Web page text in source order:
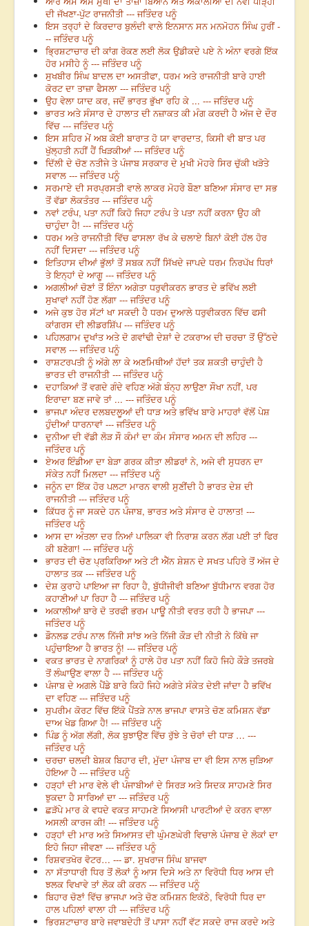
ਦੀ ਜੱਖਣਾ-ਪੁੱਟ ਰਾਜਨੀਤੀ --- ਜਤਿੰਦਰ ਪਨੂੰ
ਇਸ ਤਰ੍ਹਾਂ ਦੇ ਕਿਰਦਾਰ ਬੁਲੰਦੀ ਵਾਲੇ ਇਨਸਾਨ ਸਨ ਮਨਮੋਹਨ ਸਿੰਘ ਹੁਰੀਂ -
-- ਜਤਿੰਦਰ ਪਨੂੰ
ਭ੍ਰਿਸ਼ਟਾਚਾਰ ਦੀ ਕਾਂਗ ਰੋਕਣ ਲਈ ਲੋਕ ਉਡੀਕਦੇ ਪਏ ਨੇ ਅੰਨਾ ਵਰਗੇ ਇੱਕ
ਹੋਰ ਮਸੀਹੇ ਨੂੰ --- ਜਤਿੰਦਰ ਪਨੂੰ
ਸੁਖਬੀਰ ਸਿੰਘ ਬਾਦਲ ਦਾ ਅਸਤੀਫਾ, ਧਰਮ ਅਤੇ ਰਾਜਨੀਤੀ ਬਾਰੇ ਹਾਈ
ਕੋਰਟ ਦਾ ਤਾਜ਼ਾ ਫੈਸਲਾ --- ਜਤਿੰਦਰ ਪਨੂੰ
ਉਹ ਵੇਲਾ ਯਾਦ ਕਰ, ਜਦੋਂ ਭਾਰਤ ਭੁੱਖਾ ਰਹਿ ਕੇ ... --- ਜਤਿੰਦਰ ਪਨੂੰ
ਭਾਰਤ ਅਤੇ ਸੰਸਾਰ ਦੇ ਹਾਲਾਤ ਦੀ ਨਜ਼ਾਕਤ ਕੀ ਮੰਗ ਕਰਦੀ ਹੈ ਅੱਜ ਦੇ ਦੌਰ
ਵਿੱਚ --- ਜਤਿੰਦਰ ਪਨੂੰ
ਇਸ ਸ਼ਹਿਰ ਮੇਂ ਅਬ ਕੋਈ ਬਾਰਾਤ ਹੋ ਯਾ ਵਾਰਦਾਤ, ਕਿਸੀ ਵੀ ਬਾਤ ਪਰ
ਖੁੱਲ੍ਹਤੀ ਨਹੀਂ ਹੈਂ ਖਿੜਕੀਆਂ --- ਜਤਿੰਦਰ ਪਨੂੰ
ਦਿੱਲੀ ਦੇ ਚੋਣ ਨਤੀਜੇ ਤੇ ਪੰਜਾਬ ਸਰਕਾਰ ਦੇ ਮੁਖੀ ਮੋਹਰੇ ਸਿਰ ਚੁੱਕੀ ਖੜੋਤੇ
ਸਵਾਲ --- ਜਤਿੰਦਰ ਪਨੂੰ
ਸਰਮਾਏ ਦੀ ਸਰਪ੍ਰਸਤੀ ਵਾਲੇ ਲਾਕਰ ਮੋਹਰੇ ਬੌਣਾ ਬਣਿਆ ਸੰਸਾਰ ਦਾ ਸਭ
ਤੋਂ ਵੱਡਾ ਲੋਕਤੰਤਰ --- ਜਤਿੰਦਰ ਪਨੂੰ
ਨਵਾਂ ਟਰੰਪ, ਪਤਾ ਨਹੀਂ ਕਿਹੋ ਜਿਹਾ ਟਰੰਪ ਤੇ ਪਤਾ ਨਹੀਂ ਕਰਨਾ ਉਹ ਕੀ
ਚਾਹੁੰਦਾ ਹੈ! --- ਜਤਿੰਦਰ ਪਨੂੰ
ਧਰਮ ਅਤੇ ਰਾਜਨੀਤੀ ਵਿੱਚ ਫਾਸਲਾ ਰੱਖ ਕੇ ਚਲਾਏ ਬਿਨਾਂ ਕੋਈ ਹੱਲ ਹੋਰ
ਨਹੀਂ ਦਿਸਦਾ --- ਜਤਿੰਦਰ ਪਨੂੰ
ਇਤਿਹਾਸ ਦੀਆਂ ਭੁੱਲਾਂ ਤੋਂ ਸਬਕ ਨਹੀਂ ਸਿੱਖਦੇ ਜਾਪਦੇ ਧਰਮ ਨਿਰਪੱਖ ਧਿਰਾਂ
ਤੇ ਇਨ੍ਹਾਂ ਦੇ ਆਗੂ --- ਜਤਿੰਦਰ ਪਨੂੰ
ਅਗਲੀਆਂ ਚੋਣਾਂ ਤੋਂ ਇੰਨਾ ਅਗੇਤਾ ਧਰੁਵੀਕਰਨ ਭਾਰਤ ਦੇ ਭਵਿੱਖ ਲਈ
ਸੁਖਾਵਾਂ ਨਹੀਂ ਹੋਣ ਲੱਗਾ --- ਜਤਿੰਦਰ ਪਨੂੰ
ਅਜੇ ਕੁਝ ਹੋਰ ਸੱਟਾਂ ਖਾ ਸਕਦੀ ਹੈ ਧਰਮ ਦੁਆਲੇ ਧਰੁਵੀਕਰਨ ਵਿੱਚ ਫਸੀ
ਕਾਂਗਰਸ ਦੀ ਲੀਡਰਸ਼ਿੱਪ --- ਜਤਿੰਦਰ ਪਨੂੰ
ਪਹਿਲਗਾਮ ਦੁਖਾਂਤ ਅਤੇ ਦੋ ਗਵਾਂਢੀ ਦੇਸ਼ਾਂ ਦੇ ਟਕਰਾਅ ਦੀ ਚਰਚਾ ਤੋਂ ਉੱਠਦੇ
ਸਵਾਲ --- ਜਤਿੰਦਰ ਪਨੂੰ
ਰਾਸ਼ਟਰਪਤੀ ਨੂੰ ਅੱਗੇ ਲਾ ਕੇ ਅਣਮਿਥੀਆਂ ਹੱਦਾਂ ਤਕ ਸ਼ਕਤੀ ਚਾਹੁੰਦੀ ਹੈ
ਭਾਰਤ ਦੀ ਰਾਜਨੀਤੀ --- ਜਤਿੰਦਰ ਪਨੂੰ
ਦਹਾਕਿਆਂ ਤੋਂ ਵਗਦੇ ਗੰਦੇ ਵਹਿਣ ਅੱਗੇ ਬੰਨ੍ਹ ਲਾਉਣਾ ਸੌਖਾ ਨਹੀਂ, ਪਰ
ਇਰਾਦਾ ਬਣ ਜਾਵੇ ਤਾਂ ... --- ਜਤਿੰਦਰ ਪਨੂੰ
ਭਾਜਪਾ ਅੰਦਰ ਦਲਬਦਲੂਆਂ ਦੀ ਧਾੜ ਅਤੇ ਭਵਿੱਖ ਬਾਰੇ ਮਾਹਰਾਂ ਵੱਲੋਂ ਪੇਸ਼
ਹੁੰਦੀਆਂ ਧਾਰਨਾਵਾਂ --- ਜਤਿੰਦਰ ਪਨੂੰ
ਦੁਨੀਆ ਦੀ ਵੱਡੀ ਲੋੜ ਸੌ ਕੰਮਾਂ ਦਾ ਕੰਮ ਸੰਸਾਰ ਅਮਨ ਦੀ ਲਹਿਰ ---
ਜਤਿੰਦਰ ਪਨੂੰ
ਏਅਰ ਇੰਡੀਆ ਦਾ ਬੇੜਾ ਗਰਕ ਕੀਤਾ ਲੀਡਰਾਂ ਨੇ, ਅਜੇ ਵੀ ਸੁਧਰਨ ਦਾ
ਸੰਕੇਤ ਨਹੀਂ ਮਿਲਦਾ --- ਜਤਿੰਦਰ ਪਨੂੰ
ਜਨੂੰਨ ਦਾ ਇੱਕ ਹੋਰ ਪਲਟਾ ਮਾਰਨ ਵਾਲੀ ਸੁਣੀਂਦੀ ਹੈ ਭਾਰਤ ਦੇਸ਼ ਦੀ
ਰਾਜਨੀਤੀ --- ਜਤਿੰਦਰ ਪਨੂੰ
ਕਿੱਧਰ ਨੂੰ ਜਾ ਸਕਦੇ ਹਨ ਪੰਜਾਬ, ਭਾਰਤ ਅਤੇ ਸੰਸਾਰ ਦੇ ਹਾਲਾਤ! ---
ਜਤਿੰਦਰ ਪਨੂੰ
ਆਸ ਦਾ ਅੰਤਲਾ ਦਰ ਨਿਆਂ ਪਾਲਿਕਾ ਵੀ ਨਿਰਾਸ਼ ਕਰਨ ਲੱਗ ਪਈ ਤਾਂ ਫਿਰ
ਕੀ ਬਣੇਗਾ! --- ਜਤਿੰਦਰ ਪਨੂੰ
ਭਾਰਤ ਦੀ ਚੋਣ ਪ੍ਰਕਿਰਿਆ ਅਤੇ ਟੀ ਐੱਨ ਸ਼ੇਸ਼ਨ ਦੇ ਸਖਤ ਪਹਿਰੇ ਤੋਂ ਅੱਜ ਦੇ
ਹਾਲਾਤ ਤਕ --- ਜਤਿੰਦਰ ਪਨੂੰ
ਦੇਸ਼ ਕੁਰਾਹੇ ਪਾਇਆ ਜਾ ਰਿਹਾ ਹੈ, ਬੁੱਧੀਜੀਵੀ ਬਣਿਆ ਬੁੱਧੀਮਾਨ ਵਰਗ ਹੋਰ
ਕਹਾਣੀਆਂ ਪਾ ਰਿਹਾ ਹੈ --- ਜਤਿੰਦਰ ਪਨੂੰ
ਅਕਾਲੀਆਂ ਬਾਰੇ ਦੋ ਤਰਫੀ ਭਰਮ ਪਾਊ ਨੀਤੀ ਵਰਤ ਰਹੀ ਹੈ ਭਾਜਪਾ ---
ਜਤਿੰਦਰ ਪਨੂੰ
ਡੌਨਲਡ ਟਰੰਪ ਨਾਲ ਨਿੱਜੀ ਸਾਂਝ ਅਤੇ ਨਿੱਜੀ ਕੌੜ ਦੀ ਨੀਤੀ ਨੇ ਕਿੱਥੇ ਜਾ
ਪਹੁੰਚਾਇਆ ਹੈ ਭਾਰਤ ਨੂੰ! --- ਜਤਿੰਦਰ ਪਨੂੰ
ਵਕਤ ਭਾਰਤ ਦੇ ਨਾਗਰਿਕਾਂ ਨੂੰ ਹਾਲੇ ਹੋਰ ਪਤਾ ਨਹੀਂ ਕਿਹੋ ਜਿਹੇ ਕੌੜੇ ਤਜਰਬੇ
ਤੋਂ ਲੰਘਾਉਣ ਵਾਲਾ ਹੈ --- ਜਤਿੰਦਰ ਪਨੂੰ
ਪੰਜਾਬ ਦੇ ਅਗਲੇ ਪੈਂਡੇ ਬਾਰੇ ਕਿਹੋ ਜਿਹੇ ਅਗੇਤੇ ਸੰਕੇਤ ਦੇਈ ਜਾਂਦਾ ਹੈ ਭਵਿੱਖ
ਦਾ ਵਹਿਣ --- ਜਤਿੰਦਰ ਪਨੂੰ
ਸੁਪਰੀਮ ਕੋਰਟ ਵਿੱਚ ਇੱਕੋ ਪੈਂਤੜੇ ਨਾਲ ਭਾਜਪਾ ਵਾਸਤੇ ਚੋਣ ਕਮਿਸ਼ਨ ਵੱਡਾ
ਦਾਅ ਖੇਡ ਗਿਆ ਹੈ! --- ਜਤਿੰਦਰ ਪਨੂੰ
ਪਿੰਡ ਨੂੰ ਅੱਗ ਲੱਗੀ, ਲੋਕ ਬੁਝਾਉਣ ਵਿੱਚ ਰੁੱਝੇ ਤੇ ਚੋਰਾਂ ਦੀ ਧਾੜ … ---
ਜਤਿੰਦਰ ਪਨੂੰ
ਚਰਚਾ ਚਲਦੀ ਬੇਸ਼ਕ ਬਿਹਾਰ ਦੀ, ਮੁੱਦਾ ਪੰਜਾਬ ਦਾ ਵੀ ਇਸ ਨਾਲ ਜੁੜਿਆ
ਹੋਇਆ ਹੈ --- ਜਤਿੰਦਰ ਪਨੂੰ
ਹੜ੍ਹਾਂ ਦੀ ਮਾਰ ਵੇਲੇ ਵੀ ਪੰਜਾਬੀਆਂ ਦੇ ਸਿਰੜ ਅਤੇ ਸਿਦਕ ਸਾਹਮਣੇ ਸਿਰ
ਝੁਕਦਾ ਹੈ ਸਾਰਿਆਂ ਦਾ --- ਜਤਿੰਦਰ ਪਨੂੰ
ਛੜੱਪੇ ਮਾਰ ਕੇ ਵਧਦੇ ਵਕਤ ਸਾਹਮਣੇ ਸਿਆਸੀ ਪਾਰਟੀਆਂ ਦੇ ਕਰਨ ਵਾਲਾ
ਅਸਲੀ ਕਾਰਜ ਕੀ! --- ਜਤਿੰਦਰ ਪਨੂੰ
ਹੜ੍ਹਾਂ ਦੀ ਮਾਰ ਅਤੇ ਸਿਆਸਤ ਦੀ ਘੁੰਮਣਘੇਰੀ ਵਿਚਾਲੇ ਪੰਜਾਬ ਦੇ ਲੋਕਾਂ ਦਾ
ਇਹੋ ਜਿਹਾ ਜੀਵਣਾ --- ਜਤਿੰਦਰ ਪਨੂੰ
ਰਿਸ਼ਵਤਖੋਰ ਵੋਟਰ… --- ਡਾ. ਸੁਖਰਾਜ ਸਿੰਘ ਬਾਜਵਾ
ਨਾ ਸੱਤਾਧਾਰੀ ਧਿਰ ਤੋਂ ਲੋਕਾਂ ਨੂੰ ਆਸ ਦਿਸੇ ਅਤੇ ਨਾ ਵਿਰੋਧੀ ਧਿਰ ਆਸ ਦੀ
ਝਲਕ ਵਿਖਾਵੇ ਤਾਂ ਲੋਕ ਕੀ ਕਰਨ --- ਜਤਿੰਦਰ ਪਨੂੰ
ਬਿਹਾਰ ਚੋਣਾਂ ਵਿੱਚ ਭਾਜਪਾ ਅਤੇ ਚੋਣ ਕਮਿਸ਼ਨ ਇਕੱਠੇ, ਵਿਰੋਧੀ ਧਿਰ ਦਾ
ਹਾਲ ਪਹਿਲਾਂ ਵਾਲਾ ਹੀ --- ਜਤਿੰਦਰ ਪਨੂੰ
ਭ੍ਰਿਸ਼ਟਾਚਾਰ ਬਾਰੇ ਜਵਾਬਦੇਹੀ ਤੋਂ ਪਾਸਾ ਨਹੀਂ ਵੱਟ ਸਕਦੇ ਰਾਜ ਕਰਦੇ ਅਤੇ